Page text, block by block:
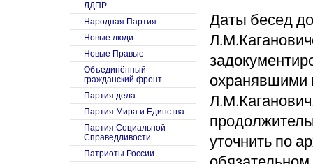
Даты бесед
охранявшими
уточнить по
ЛДПР
Народная Партия
Новые люди
Новые Правые
Объединённый
гражданский фронт
Партия дела
Партия Мира и Единства
Партия Социальной
Справедливости
Патриоты России